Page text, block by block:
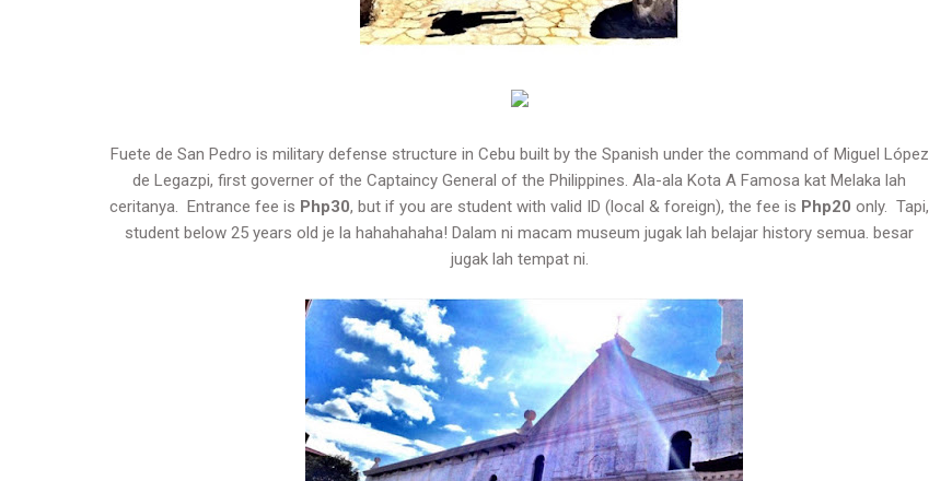
Fuete de San Pedro is military defense structure in Cebu built by the Spanish under the command of Miguel López
de Legazpi, first governer of the Captaincy General of the Philippines. Ala-ala Kota A Famosa kat Melaka lah
ceritanya. Entrance fee is Php30, but if you are student with valid ID (local & foreign), the fee is Php20 only. Tapi,
student below 25 years old je la hahahahaha! Dalam ni macam museum jugak lah belajar history semua. besar
jugak lah tempat ni.